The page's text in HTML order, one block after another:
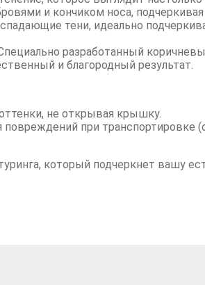
и кончиком носа,
тени, идеально
разработанный
и благородный результат.
не открывая крышку.
при транспортировке
который подчеркнет вашу